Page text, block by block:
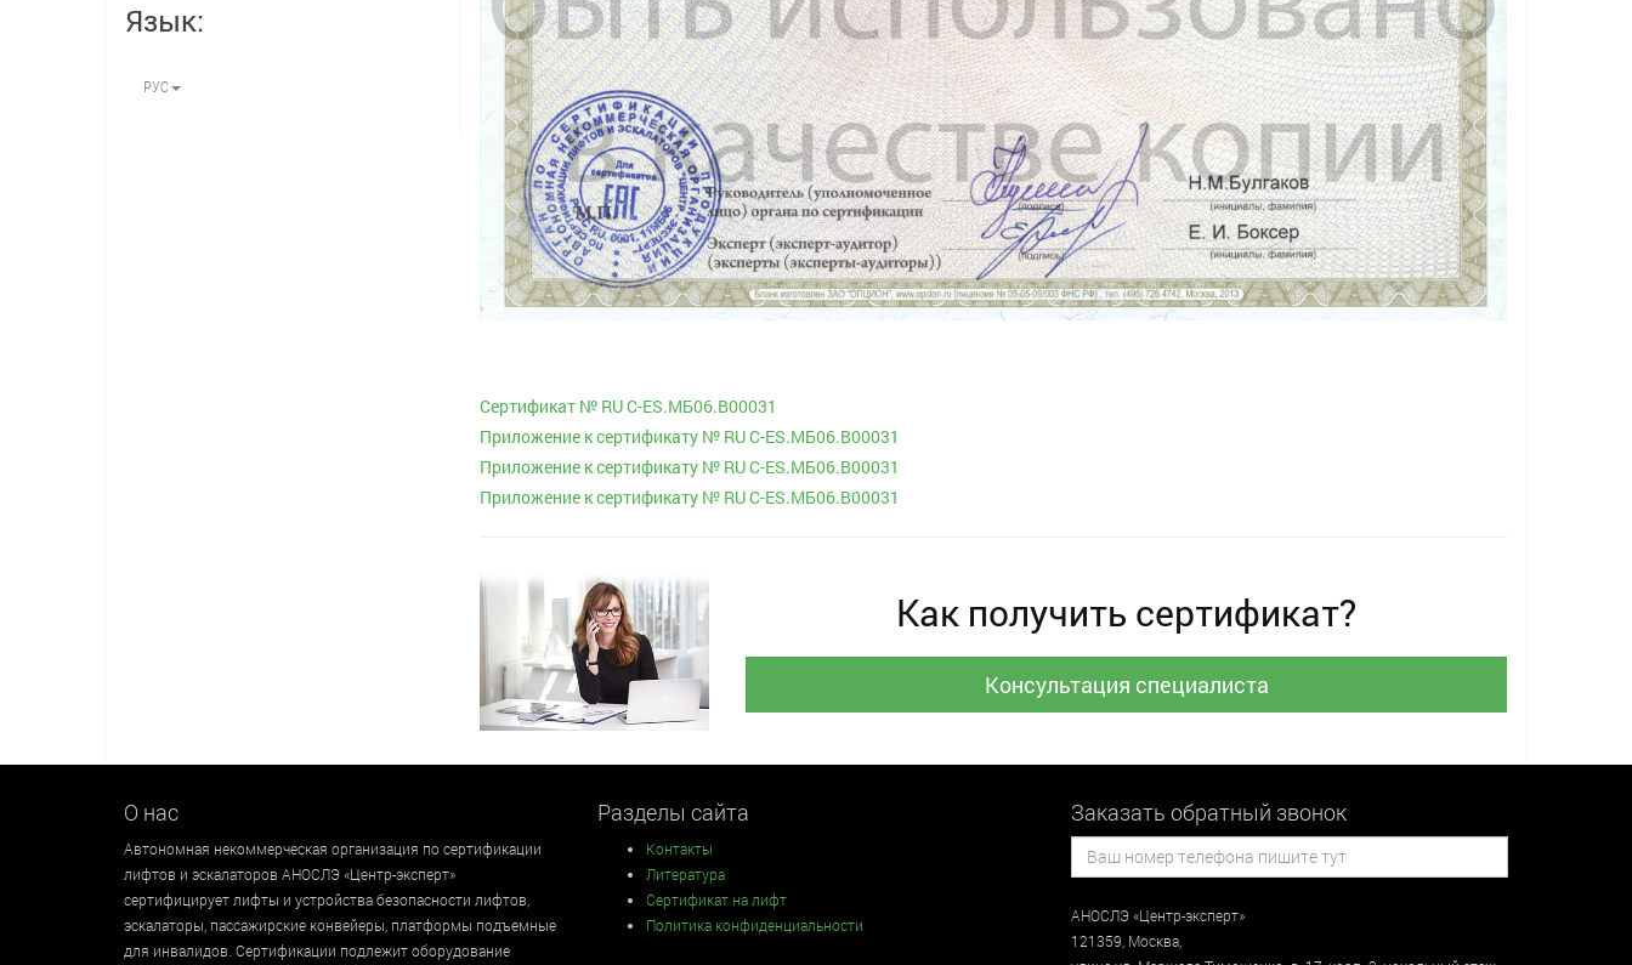
Сертификат № RU С-ES.МБ06.В00031
Приложение к сертификату № RU С-ES.МБ06.В00031
Приложение к сертификату № RU С-ES.МБ06.В00031
Приложение к сертификату № RU С-ES.МБ06.В00031
Как получить сертификат?
Консультация специалиста
Язык:
РУС
О нас
Автономная некоммерческая организация по сертификации
лифтов и эскалаторов АНОСЛЭ «Центр-эксперт»
сертифицирует лифты и устройства безопасности лифтов,
эскалаторы, пассажирские конвейеры, платформы подъемные
для инвалидов. Сертификации подлежит оборудование
Разделы сайта
Контакты
Литература
Сертификат на лифт
Политика конфиденциальности
Заказать обратный звонок
АНОСЛЭ «Центр-эксперт»
121359 Москва